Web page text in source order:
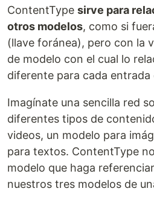
ContentType sirve para
otros modelos, como si
(llave foránea), pero con la
de modelo con el cual lo
diferente para cada entrada
Imagínate una sencilla red
diferentes tipos de
videos, un modelo para
para textos. ContentType
modelo que haga
nuestros tres modelos de